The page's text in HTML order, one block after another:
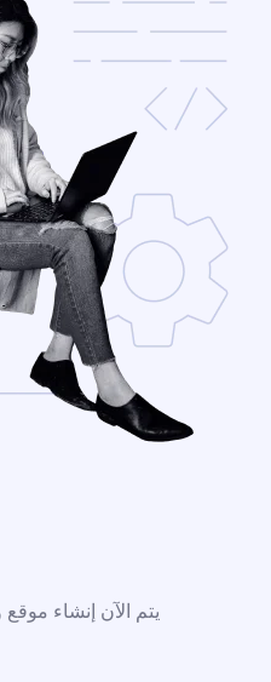
يتم الآن إنشاء